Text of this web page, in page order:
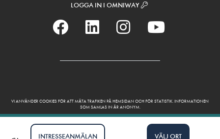
INTRESSEANMÄLAN VÄLJ ORT
LOGGA IN I OMNIWAY
VI ANVÄNDER COOKIES FÖR ATT MÄTA TRAFIKEN PÅ HEMSIDAN OCH FÖR STATISTIK. INFORMATIONEN
SOM SAMLAS IN ÄR ANONYM.